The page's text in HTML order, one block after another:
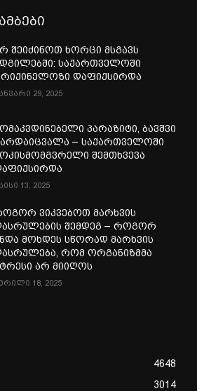
შეიძინოთ ხორცი მსგავს
საქართველოში
დაფიქსირდა
29, 2025
პარაზიტი, ბავშვი
– საქართველოში
შემთხვევა
13, 2025
ვიკვებოთ მარხვის
შემდეგ – როგორ
მოხდეს სწორად მარხვის
რომ ორგანიზმმა
არ მიიღოს
18, 2025
4648
3014